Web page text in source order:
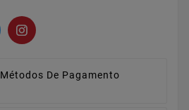
Métodos De Pagamento